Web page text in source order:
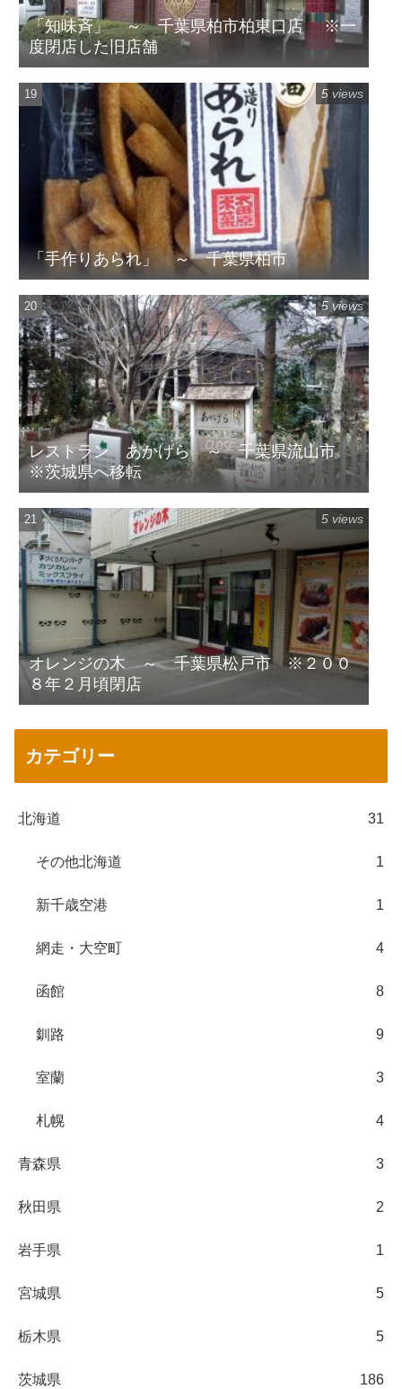
「知味斉」 ～ 千葉県柏市柏東口店 ※一
度閉店した旧店舗
「手作りあられ」 ～ 千葉県柏市
5 views
レストラン あかげら ～ 千葉県流山市
※茨城県へ移転
5 views
オレンジの木 ～ 千葉県松戸市 ※２００
８年２月頃閉店
5 views
カテゴリー
北海道 31
その他北海道 1
新千歳空港 1
網走・大空町 4
函館 8
釧路 9
室蘭 3
札幌 4
青森県 3
秋田県 2
岩手県 1
宮城県 5
栃木県 5
茨城県 186